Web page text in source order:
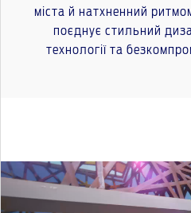
міста й натхненний
поєднує стильний
технології та